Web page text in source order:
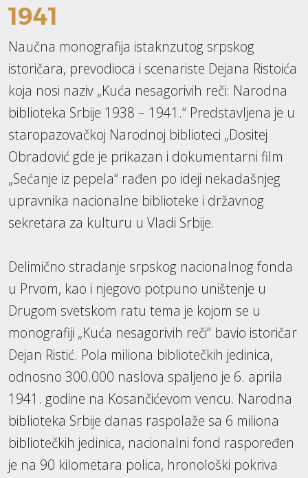
1941
Naučna monografija istaknzutog srpskog
istoričara, prevodioca i scenariste Dejana Ristoića
koja nosi naziv „Kuća nesagorivih reči: Narodna
biblioteka Srbije 1938 – 1941.“ Predstavljena je u
staropazovačkoj Narodnoj biblioteci „Dositej
Obradović gde je prikazan i dokumentarni film
„Sećanje iz pepela“ rađen po ideji nekadašnjeg
upravnika nacionalne biblioteke i državnog
sekretara za kulturu u Vladi Srbije.
Delimično stradanje srpskog nacionalnog fonda
u Prvom, kao i njegovo potpuno uništenje u
Drugom svetskom ratu tema je kojom se u
monografiji „Kuća nesagorivih reči“ bavio istoričar
Dejan Ristić. Pola miliona bibliotečkih jedinica,
odnosno 300.000 naslova spaljeno je 6. aprila
1941. godine na Kosančićevom vencu. Narodna
biblioteka Srbije danas raspolaže sa 6 miliona
bibliotečkih jedinica, nacionalni fond raspoređen
je na 90 kilometara polica, hronološki pokriva